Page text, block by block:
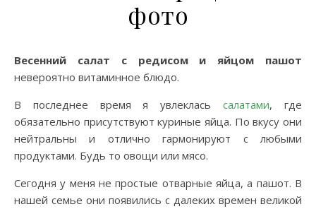
фото
Весенний салат с редисом и яйцом пашот
невероятно витаминное блюдо.
В последнее время я увлекласьсалатами, где
обязательно присутствуют куриные яйца. По вкусу они
нейтральны и отлично гармонируют с любыми
продуктами. Будь то овощи или мясо.
Сегодня у меня не простые отварные яйца, а пашот. В
нашей семье они появились с далеких времен великой